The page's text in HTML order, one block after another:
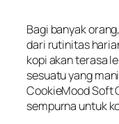
Bagi banyak
dari rutinitas
kopiakanterasa
sesuatuyang
CookieMoodSoft
sempurna untuk